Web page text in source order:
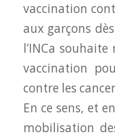
vaccination
aux garçons
l’INCa
vaccination
contre les
En ce sens, et
mobilisation